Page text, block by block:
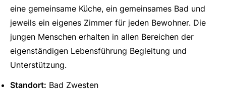
eine gemeinsame Küche, ein gemeinsames Bad und
jeweils ein eigenes Zimmer für jeden Bewohner. Die
jungen Menschen erhalten in allen Bereichen der
eigenständigen Lebensführung Begleitung und
Unterstützung.
Standort: Bad Zwesten